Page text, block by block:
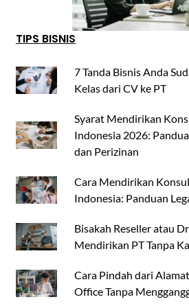
TIPS BISNIS
7 Tanda Bisnis Anda
Kelas dari CV ke PT
Syarat Mendirikan
Indonesia 2026:
dan Perizinan
Cara Mendirikan
Indonesia: Panduan
Bisakah Reseller atau
Mendirikan PT Tanpa
Cara Pindah dari
Office Tanpa